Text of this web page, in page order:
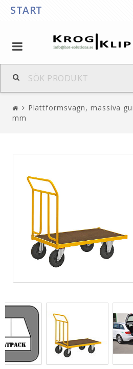
START
Plattformsvagn, massiva
mm